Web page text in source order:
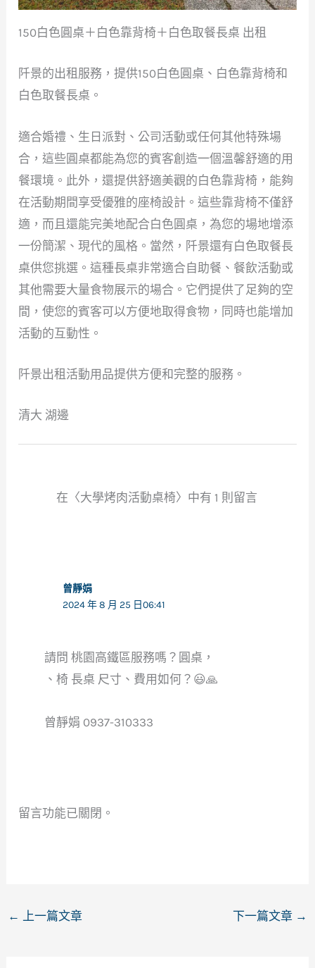
150白色圓桌＋白色靠背椅＋白色取餐長桌 出租
阡景的出租服務，提供150白色圓桌、白色靠背椅和
白色取餐長桌。
適合婚禮、生日派對、公司活動或任何其他特殊場
合，這些圓桌都能為您的賓客創造一個溫馨舒適的用
餐環境。此外，還提供舒適美觀的白色靠背椅，能夠
在活動期間享受優雅的座椅設計。這些靠背椅不僅舒
適，而且還能完美地配合白色圓桌，為您的場地增添
一份簡潔、現代的風格。當然，阡景還有白色取餐長
桌供您挑選。這種長桌非常適合自助餐、餐飲活動或
其他需要大量食物展示的場合。它們提供了足夠的空
間，使您的賓客可以方便地取得食物，同時也能增加
活動的互動性。
阡景出租活動用品提供方便和完整的服務。
清大 湖邊
在〈大學烤肉活動桌椅〉中有 1 則留言
曾靜娟
2024 年 8 月 25 日06:41
請問 桃園高鐵區服務嗎？圓桌，
、椅 長桌 尺寸、費用如何？😃🙏
曾靜娟 0937-310333
留言功能已關閉。
← 上一篇文章 下一篇文章 →